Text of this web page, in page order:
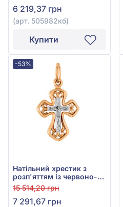
6 219,37 грн
(арт. 505982кб)
Купити
-53%
Натільний хрестик з
розп'яттям із червоно-
білого золота 585°, без
вставки, арт. 501094
15 514,20 грн
7 291,67 грн